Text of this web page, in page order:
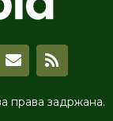
права задржана.